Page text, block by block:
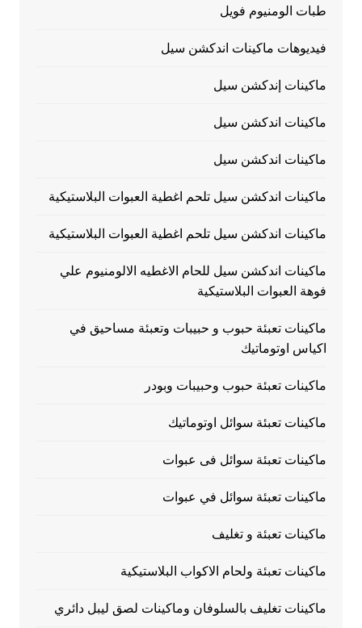
طبات الومنيوم فويل
فيديوهات ماكينات اندكشن سيل
ماكينات إندكشن سيل
ماكينات اندكشن سيل
ماكينات اندكشن سيل
ماكينات اندكشن سيل تلحم اغطية العبوات البلاستيكية
ماكينات اندكشن سيل تلحم اغطية العبوات البلاستيكية
ماكينات اندكشن سيل للحام الاغطيه الالومنيوم علي
فوهة العبوات البلاستيكية
ماكينات تعبئة حبوب و حبيبات وتعبئة مساحيق في
اكياس اوتوماتيك
ماكينات تعبئة حبوب وحبيبات وبودر
ماكينات تعبئة سوائل اوتوماتيك
ماكينات تعبئة سوائل فى عبوات
ماكينات تعبئة سوائل في عبوات
ماكينات تعبئة و تغليف
ماكينات تعبئة ولحام الاكواب البلاستيكية
ماكينات تغليف بالسلوفان وماكينات لصق ليبل دائري